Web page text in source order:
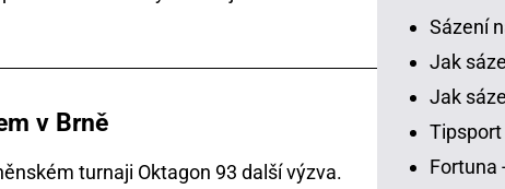
v Brně
turnaji Oktagon 93 další výzva.
Sázení
Jak
Jak
Tipsport
Fortuna